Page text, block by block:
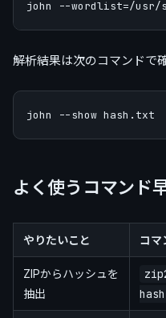
解析結果は次のコマンドで
よく使うコマンド
やりたいこと コマ
ZIPからハッシュを
抽出